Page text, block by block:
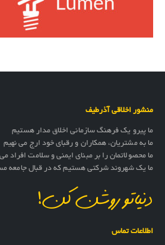
منشور اخلاقی آذرطیف
ما پیرو یک فرهنگ سازمانی اخلاق مدار هستیم
ما به مشتریان، همکاران و رقبای خود ارج می نهیم
ما محصولاتمان را بر مبنای ایمنی و سلامت افراد
ما یک شهروند شرکتی هستیم که در قبال جامعه
دنیاتو روشن کن!
اطلاعات تماس